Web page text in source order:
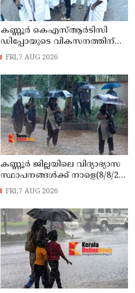
കണ്ണൂർ കെഎസ്ആർടിസി
ഡിപ്പോയുടെ വികസനത്തിന്
മാസ്റ്റർ പ്ലാൻ തയ്യാറാക്കി
എം എൽ എ
FRI,7 AUG 2026
കണ്ണൂർ ജില്ലയിലെ വിദ്യാഭ്യാസ
സ്ഥാപനങ്ങള്‍ക്ക് നാളെ(8/8/26)
അവധി പ്രഖ്യാപിച്ചു
FRI,7 AUG 2026